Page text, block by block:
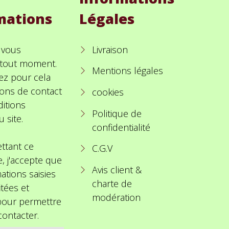
moment.
pour cela
de contact
site.
ce
j'accepte que
saisies
et
permettre
Légales
Livraison
Mentions légales
cookies
Politique de
confidentialité
C.G.V
Avis client &
charte de
modération